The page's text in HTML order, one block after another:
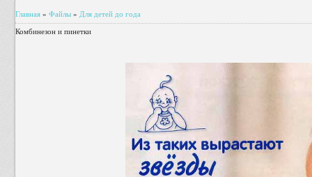
Главная » Файлы » Для детей до года
Комбинезон и пинетки